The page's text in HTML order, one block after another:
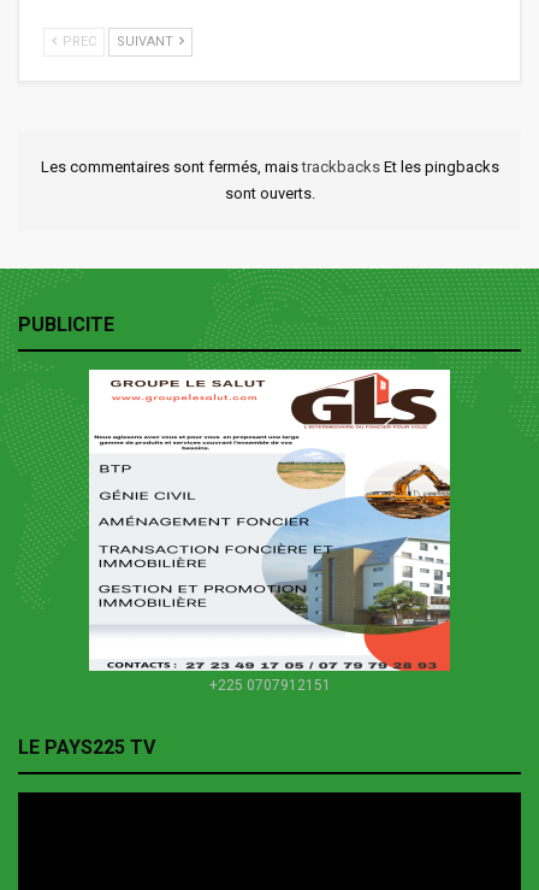
PREC SUIVANT
Les commentaires sont fermés, maistrackbacks Et les pingbacks
sont ouverts.
PUBLICITE
+225 0707912151
LE PAYS225 TV